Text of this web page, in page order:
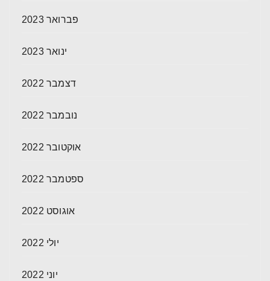
פברואר 2023
ינואר 2023
דצמבר 2022
נובמבר 2022
אוקטובר 2022
ספטמבר 2022
אוגוסט 2022
יולי 2022
יוני 2022